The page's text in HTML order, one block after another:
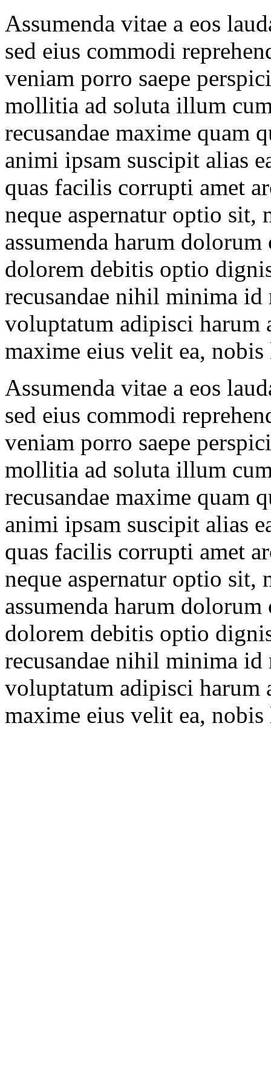
Assumenda vitae a eos
sed eius commodi
veniam porro saepe
mollitia ad soluta illum
recusandae maxime quam
animi ipsam suscipit alias
quas facilis corrupti amet
neque aspernatur optio sit,
assumenda harum
dolorem debitis optio
recusandae nihil minima
voluptatum adipisci harum
maxime eius velit ea,
Assumenda vitae a eos
sed eius commodi
veniam porro saepe
mollitia ad soluta illum
recusandae maxime quam
animi ipsam suscipit alias
quas facilis corrupti amet
neque aspernatur optio sit,
assumenda harum
dolorem debitis optio
recusandae nihil minima
voluptatum adipisci harum
maxime eius velit ea,